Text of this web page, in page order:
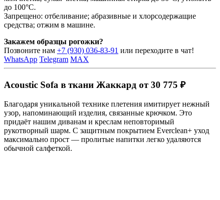
до 100°C.
Запрещено: отбеливание; абразивные и хлорсодержащие
средства; отжим в машине.
Закажем образцы рогожки?
Позвоните нам +7 (930) 036-83-91 или переходите в чат!
WhatsApp Telegram MAX
Acoustic Sofa в ткани Жаккард от 30 775 ₽
Благодаря уникальной технике плетения имитирует нежный
узор, напоминающий изделия, связанные крючком. Это
придаёт нашим диванам и креслам неповторимый
рукотворный шарм. С защитным покрытием Everclean+ уход
максимально прост — пролитые напитки легко удаляются
обычной салфеткой.